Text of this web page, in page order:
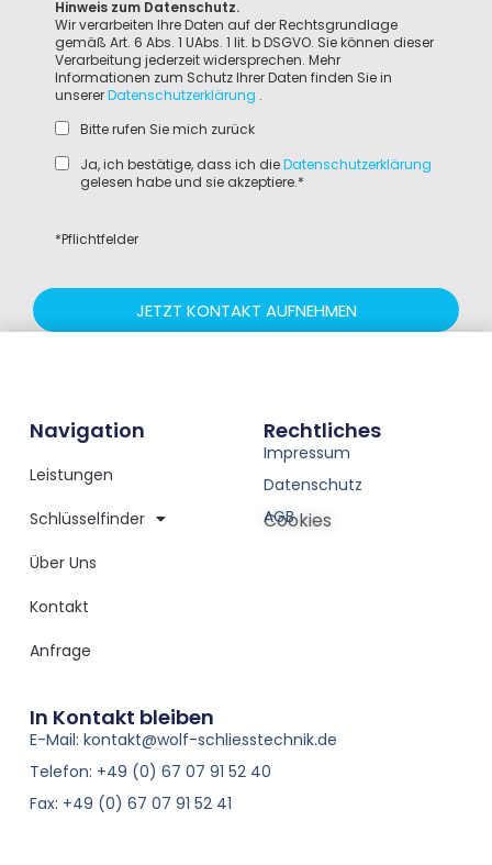
Hinweis zum Datenschutz.
Wir verarbeiten Ihre Daten auf der Rechtsgrundlage
gemäß Art. 6 Abs. 1 UAbs. 1 lit. b DSGVO. Sie können dieser
Verarbeitung jederzeit widersprechen. Mehr
Informationen zum Schutz Ihrer Daten finden Sie in
unsererDatenschutzerklärung .
Bitte rufen Sie mich zurück
Ja, ich bestätige, dass ich dieDatenschutzerklärung
gelesen habe und sie akzeptiere.*
*Pflichtfelder
JETZT KONTAKT AUFNEHMEN
In Kontakt bleiben
E-Mail: kontakt@wolf-schliesstechnik.de
Telefon: +49 (0) 67 07 91 52 40
Fax: +49 (0) 67 07 91 52 41
Navigation
Leistungen
Schlüsselfinder
Über Uns
Kontakt
Anfrage
Rechtliches
Impressum
Datenschutz
AGB
Cookies